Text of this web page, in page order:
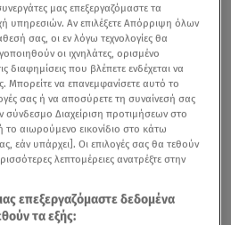
μας επεξεργαζόμαστε τα
υπηρεσιών. Αν επιλέξετε Απόρριψη όλων
σας, οι εν λόγω τεχνολογίες θα
οι ιχνηλάτες, ορισμένο
διαφημίσεις που βλέπετε ενδέχεται να
Μπορείτε να επανεμφανίσετε αυτό το
σας ή να αποσύρετε τη συναίνεσή σας
Διαχείριση προτιμήσεων στο
το αιωρούμενο εικονίδιο στο κάτω
εάν υπάρχει]. Οι επιλογές σας θα τεθούν
λεπτομέρειες ανατρέξτε στην
επεξεργαζόμαστε δεδομένα
τα εξής: